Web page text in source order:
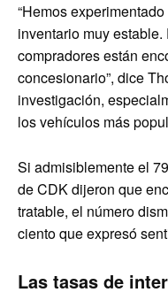
“Hemos
inventario muy
compradores están
concesionario”, dice
investigación,
los vehículos más
Si admisiblemente el
de CDK dijeron que
tratable, el número
ciento que expresó
Las tasas de